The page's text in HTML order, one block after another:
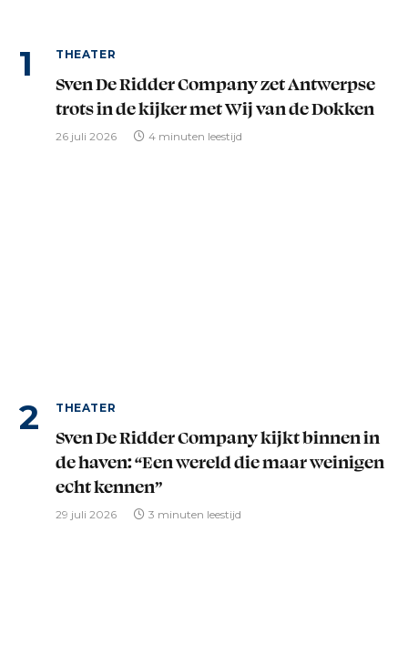
THEATER
Sven De Ridder Company zet Antwerpse
trots in de kijker met Wij van de Dokken
26 juli 2026 4 minuten leestijd
THEATER
Sven De Ridder Company kijkt binnen in
de haven: “Een wereld die maar weinigen
echt kennen”
29 juli 2026 3 minuten leestijd